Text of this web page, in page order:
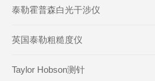
泰勒霍普森白光干涉仪
英国泰勒粗糙度仪
Taylor Hobson测针